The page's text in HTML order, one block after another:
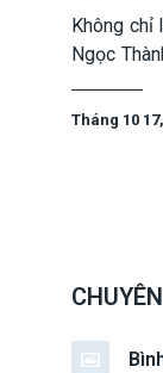
Không chỉ
Ngọc
Tháng 10